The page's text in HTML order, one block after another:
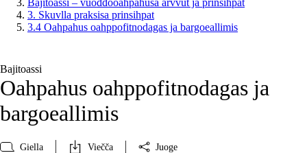
Bajitoassi – vuođđooahpahusa árvvut ja prinsihpat
3. Skuvlla praksisa prinsihpat
3.4 Oahpahus oahppofitnodagas ja bargoeallimis
Bajitoassi
Oahpahus oahppofitnodagas ja
bargoeallimis
Giella Viečča Juoge